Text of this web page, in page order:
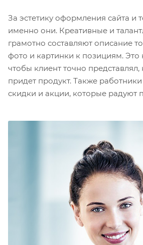
За эстетику оформления сайта и
именно они. Креативные и
грамотно составляют описание
фото и картинки к позициям.
чтобы клиент точно
придет продукт. Также
скидки и акции, которые радуют